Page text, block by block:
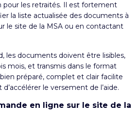
pour les retraités. Il est fortement
la liste actualisée des documents à
le site de la MSA ou en contactant
les documents doivent être lisibles,
mois, et transmis dans le format
préparé, complet et clair facilite
le versement de l’aide.
en ligne sur le site de la